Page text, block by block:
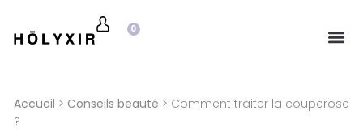
0
Accueil > Conseils beauté > Comment traiter la couperose
?